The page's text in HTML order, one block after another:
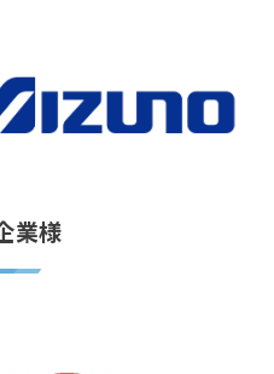
業様